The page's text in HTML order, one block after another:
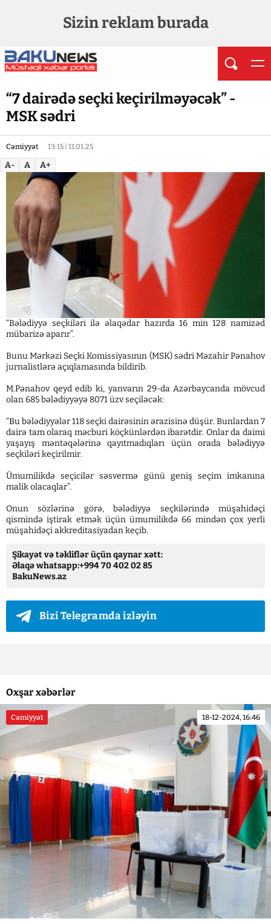
Sizin reklam burada
“7 dairədə seçki keçirilməyəcək” -
MSK sədri
Cəmiyyət 13:15 | 11.01.25
A- A A+
“Bələdiyyə seçkiləri ilə əlaqədar hazırda 16 min 128 namizəd
mübarizə aparır”.
Bunu Mərkəzi Seçki Komissiyasının (MSK) sədri Məzahir Pənahov
jurnalistlərə açıqlamasında bildirib.
M.Pənahov qeyd edib ki, yanvarın 29-da Azərbaycanda mövcud
olan 685 bələdiyyəyə 8071 üzv seçiləcək:
“Bu bələdiyyələr 118 seçki dairəsinin ərazisinə düşür. Bunlardan 7
dairə tam olaraq məcburi köçkünlərdən ibarətdir. Onlar da daimi
yaşayış məntəqələrinə qayıtmadıqları üçün orada bələdiyyə
seçkiləri keçirilmir.
Ümumilikdə seçicilər səsvermə günü geniş seçim imkanına
malik olacaqlar”.
Onun sözlərinə görə, bələdiyyə seçkilərində müşahidəçi
qismində iştirak etmək üçün ümumilikdə 66 mindən çox yerli
müşahidəçi akkreditasiyadan keçib.
Şikayət və təkliflər üçün qaynar xətt:
Əlaqə whatsapp:+994 70 402 02 85
BakuNews.az
Bizi Telegramda izləyin
Oxşar xəbərlər
Cəmiyyət 18-12-2024, 16:46